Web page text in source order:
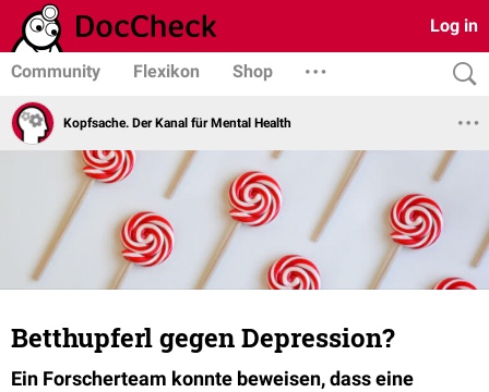
Log in
Community Flexikon Shop
Kopfsache. Der Kanal für Mental Health
Betthupferl gegen Depression?
Ein Forscherteam konnte beweisen, dass eine